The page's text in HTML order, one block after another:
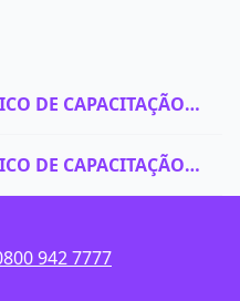
DE CAPACITAÇÃO
DE CAPACITAÇÃO
942 7777